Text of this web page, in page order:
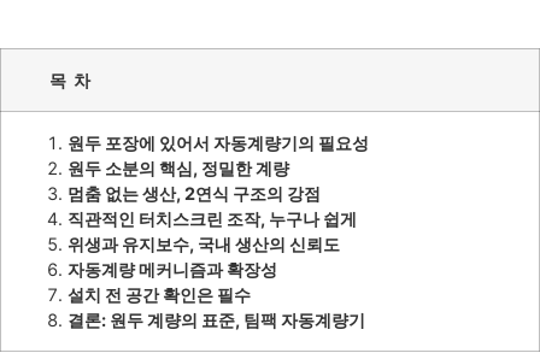
목 차
원두 포장에 있어서 자동계량기의 필요성
원두 소분의 핵심, 정밀한계량
멈춤 없는생산, 2연식 구조의 강점
직관적인 터치스크린 조작, 누구나 쉽게
위생과 유지보수, 국내 생산의 신뢰도
자동계량메커니즘과 확장성
설치 전 공간 확인은 필수
결론: 원두계량의 표준, 팀팩 자동계량기